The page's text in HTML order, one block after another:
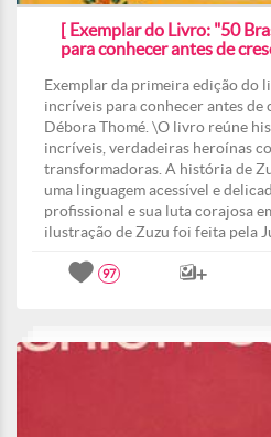
[ Exemplar do Livro: "50
para conhecer antes de
Exemplar da primeira edição do
incríveis para conhecer antes de
Débora Thomé. \O livro reúne
incríveis, verdadeiras heroínas
transformadoras. A história de
uma linguagem acessível e
profissional e sua luta corajosa
ilustração de Zuzu foi feita pela
97